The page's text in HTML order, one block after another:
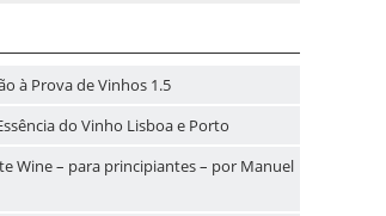
à Prova de Vinhos 1.5
do Vinho Lisboa e Porto
Wine – para principiantes – por Manuel